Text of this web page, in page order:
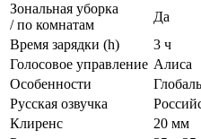
Зональная уборка
/ по комнатам
Да
Время зарядки (h)
3 ч
Голосовое управление Алиса
Особенности
Русская озвучка
Клиренс
20 мм